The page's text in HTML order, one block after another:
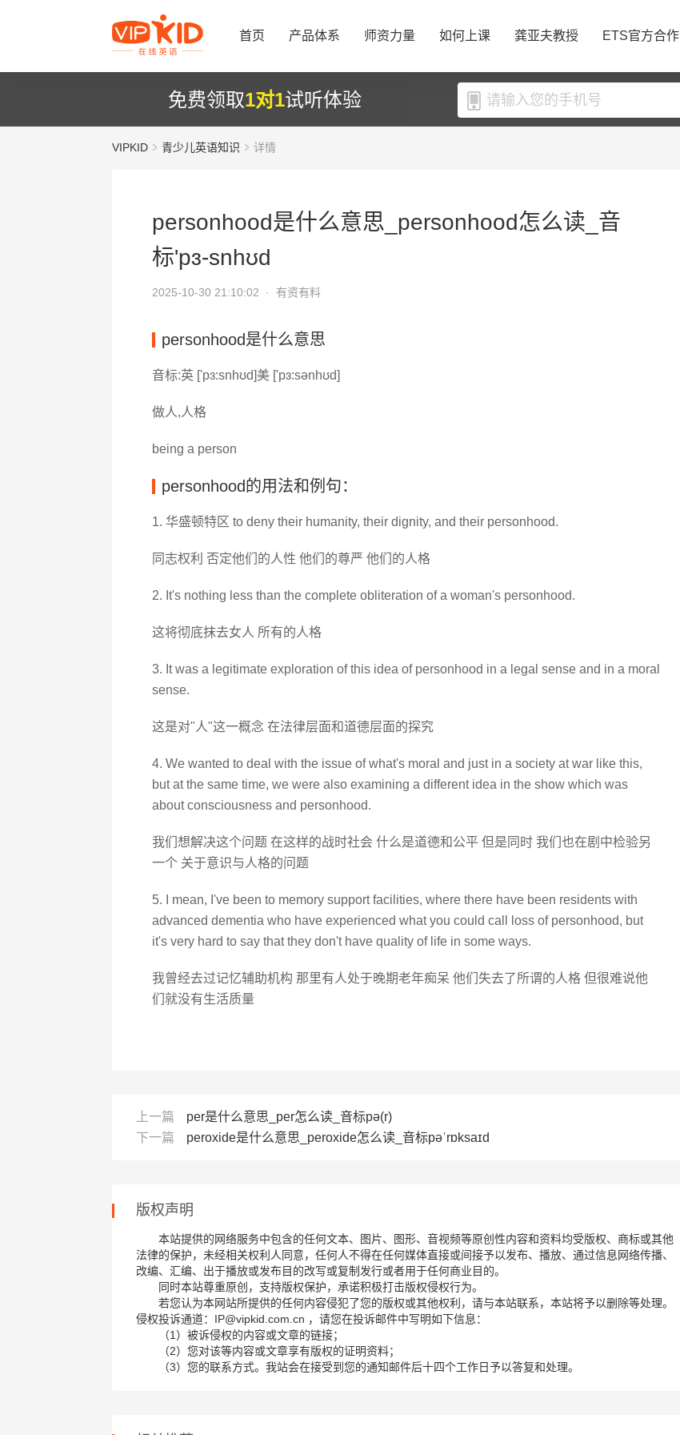
首页 产品体系 师资力量 如何上课 龚亚夫教授 ETS官方合作
免费领取1对1试听体验
VIPKID 青少儿英语知识 详情
personhood是什么意思_personhood怎么读_音
标'pɜ-snhʊd
2025-10-30 21:10:02 · 有资有料
personhood是什么意思
音标:英 ['pɜ:snhʊd]美 ['pɜ:sənhʊd]
做人,人格
being a person
personhood的用法和例句：
1. 华盛顿特区 to deny their humanity, their dignity, and their personhood.
同志权利 否定他们的人性 他们的尊严 他们的人格
2. It's nothing less than the complete obliteration of a woman's personhood.
这将彻底抹去女人 所有的人格
3. It was a legitimate exploration of this idea of personhood in a legal sense and in a moral
sense.
这是对"人"这一概念 在法律层面和道德层面的探究
4. We wanted to deal with the issue of what's moral and just in a society at war like this,
but at the same time, we were also examining a different idea in the show which was
about consciousness and personhood.
我们想解决这个问题 在这样的战时社会 什么是道德和公平 但是同时 我们也在剧中检验另
一个 关于意识与人格的问题
5. I mean, I've been to memory support facilities, where there have been residents with
advanced dementia who have experienced what you could call loss of personhood, but
it's very hard to say that they don't have quality of life in some ways.
我曾经去过记忆辅助机构 那里有人处于晚期老年痴呆 他们失去了所谓的人格 但很难说他
们就没有生活质量
上一篇
per是什么意思_per怎么读_音标pə(r)
下一篇
peroxide是什么意思_peroxide怎么读_音标pəˈrɒksaɪd
版权声明
本站提供的网络服务中包含的任何文本、图片、图形、音视频等原创性内容和资料均受版权、商标或其他
法律的保护，未经相关权利人同意，任何人不得在任何媒体直接或间接予以发布、播放、通过信息网络传播、
改编、汇编、出于播放或发布目的改写或复制发行或者用于任何商业目的。
同时本站尊重原创，支持版权保护，承诺积极打击版权侵权行为。
若您认为本网站所提供的任何内容侵犯了您的版权或其他权利，请与本站联系，本站将予以删除等处理。
侵权投诉通道：IP@vipkid.com.cn ，请您在投诉邮件中写明如下信息：
（1）被诉侵权的内容或文章的链接；
（2）您对该等内容或文章享有版权的证明资料；
（3）您的联系方式。我站会在接受到您的通知邮件后十四个工作日予以答复和处理。